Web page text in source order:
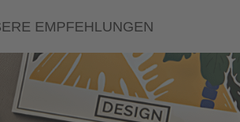
EMPFEHLUNGEN